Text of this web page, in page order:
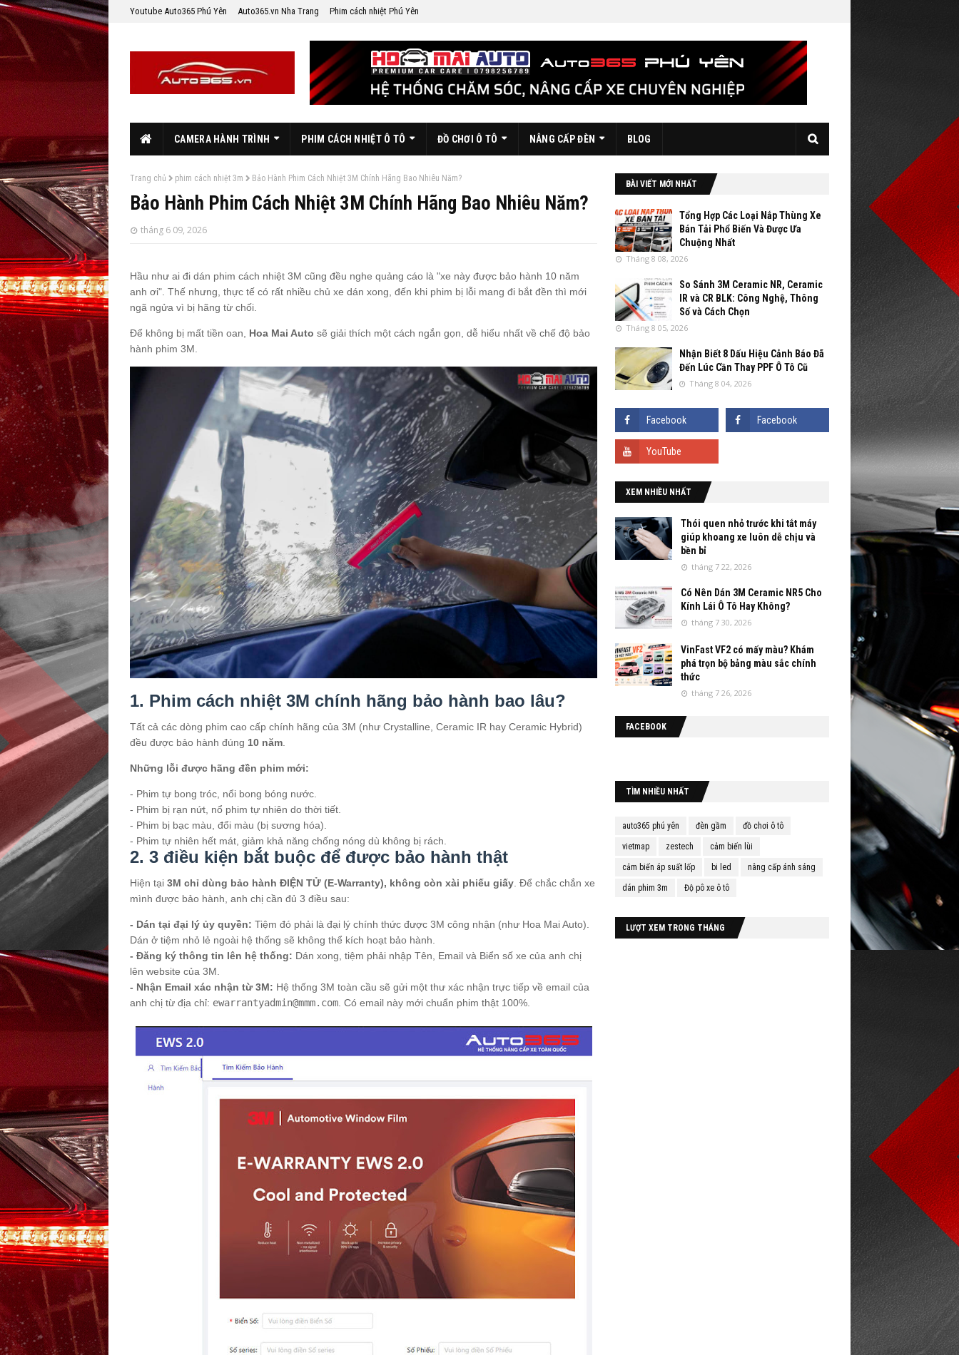
Youtube Auto365 Phú Yên Auto365.vn Nha Trang Phim cách nhiệt Phú Yên
CAMERA HÀNH TRÌNH PHIM CÁCH NHIỆT Ô TÔ ĐỒ CHƠI Ô TÔ NÂNG CẤP ĐÈN BLOG
Trang chủ phim cách nhiệt 3m Bảo Hành Phim Cách Nhiệt 3M Chính Hãng Bao Nhiêu Năm?
Bảo Hành Phim Cách Nhiệt 3M Chính Hãng Bao Nhiêu Năm?
tháng 6 09, 2026
Hầu như ai đi dán phim cách nhiệt 3M cũng đều nghe quảng cáo là "xe này được bảo hành 10 năm
anh ơi". Thế nhưng, thực tế có rất nhiều chủ xe dán xong, đến khi phim bị lỗi mang đi bắt đền thì mới
ngã ngửa vì bị hãng từ chối.
Để không bị mất tiền oan, Hoa Mai Auto sẽ giải thích một cách ngắn gọn, dễ hiểu nhất về chế độ bảo
hành phim 3M.
1. Phim cách nhiệt 3M chính hãng bảo hành bao lâu?
Tất cả các dòng phim cao cấp chính hãng của 3M (như Crystalline, Ceramic IR hay Ceramic Hybrid)
đều được bảo hành đúng 10 năm
Những lỗi được hãng đền phim mới:
- Phim tự bong tróc, nổi bong bóng nước.
- Phim bị rạn nứt, nổ phim tự nhiên do thời tiết.
- Phim bị bạc màu, đổi màu (bị sương hóa).
- Phim tự nhiên hết mát, giảm khả năng chống nóng dù không bị rách.
2. 3 điều kiện bắt buộc để được bảo hành thật
Hiện tại 3M chỉ dùng bảo hành ĐIỆN TỬ (E-Warranty), không còn xài phiếu giấy . Để chắc chắn xe
mình được bảo hành, anh chị cần đủ 3 điều sau:
- Dán tại đại lý ủy quyền: Tiệm đó phải là đại lý chính thức được 3M công nhận (như Hoa Mai Auto).
Dán ở tiệm nhỏ lẻ ngoài hệ thống sẽ không thể kích hoạt bảo hành.
- Đăng ký thông tin lên hệ thống: Dán xong, tiệm phải nhập Tên, Email và Biển số xe của anh chị
lên website của 3M.
- Nhận Email xác nhận từ 3M: Hệ thống 3M toàn cầu sẽ gửi một thư xác nhận trực tiếp về email của
anh chị từ địa chỉ: ewarrantyadmin@mmm.com . Có email này mới chuẩn phim thật 100%.
BÀI VIẾT MỚI NHẤT
Tổng Hợp Các Loại Nắp Thùng Xe
Bán Tải Phổ Biến Và Được Ưa
Chuộng Nhất
Tháng 8 08, 2026
So Sánh 3M Ceramic NR, Ceramic
IR và CR BLK: Công Nghệ, Thông
Số và Cách Chọn
Tháng 8 05, 2026
Nhận Biết 8 Dấu Hiệu Cảnh Báo Đã
Đến Lúc Cần Thay PPF Ô Tô Cũ
Tháng 8 04, 2026
XEM NHIỀU NHẤT
Thói quen nhỏ trước khi tắt máy
giúp khoang xe luôn dễ chịu và
bền bỉ
tháng 7 22, 2026
Có Nên Dán 3M Ceramic NR5 Cho
Kính Lái Ô Tô Hay Không?
tháng 7 30, 2026
VinFast VF2 có mấy màu? Khám
phá trọn bộ bảng màu sắc chính
thức
tháng 7 26, 2026
FACEBOOK
TÌM NHIỀU NHẤT
auto365 phú yên đèn gầm đồ chơi ô tô
vietmap zestech cảm biến lùi
cảm biến áp suất lốp bi led nâng cấp ánh sáng
dán phim 3m Độ pô xe ô tô
LƯỢT XEM TRONG THÁNG